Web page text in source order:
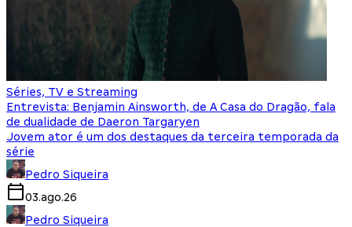
Séries, TV e Streaming
Entrevista: Benjamin Ainsworth, de A Casa do Dragão, fala
de dualidade de Daeron Targaryen
Jovem ator é um dos destaques da terceira temporada da
série
Pedro Siqueira
03.ago.26
Pedro Siqueira